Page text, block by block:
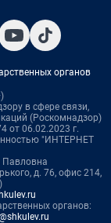
органов
в сфере связи,
(Роскомнадзор)
от 06.02.2023 г.
"ИНТЕРНЕТ
Павловна
д. 76, офис 214,
органов: